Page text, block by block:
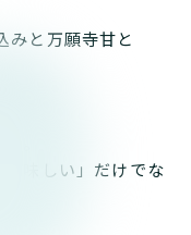
みと万願寺甘と
。
味しい」だけでな